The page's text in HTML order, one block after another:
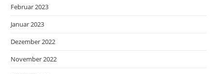
Februar 2023
Januar 2023
Dezember 2022
November 2022